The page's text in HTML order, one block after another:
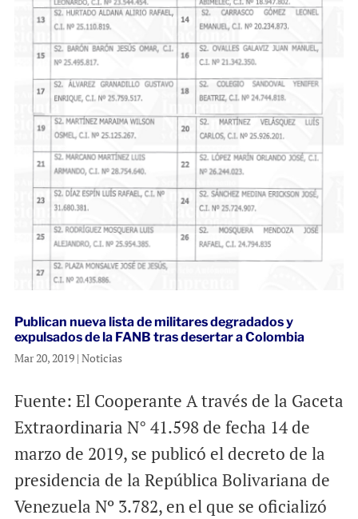
Publican nueva lista de militares degradados y
expulsados de la FANB tras desertar a Colombia
Mar 20, 2019| Noticias
Fuente: El Cooperante A través de la Gaceta
Extraordinaria N° 41.598 de fecha 14 de
marzo de 2019, se publicó el decreto de la
presidencia de la República Bolivariana de
Venezuela Nº 3.782, en el que se oficializó